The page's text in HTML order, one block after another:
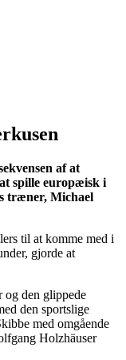
af at
spille europæisk i
træner, Michael
til at komme med i
gjorde at
og den glippede
den sportslige
med omgående
Holzhäuser